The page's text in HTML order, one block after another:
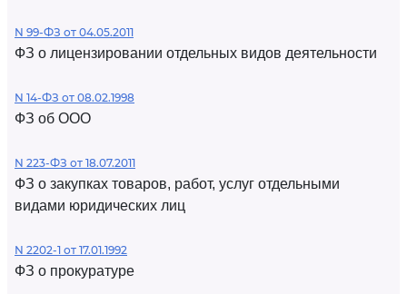
N 99-ФЗ от 04.05.2011
ФЗ о лицензировании отдельных видов деятельности
N 14-ФЗ от 08.02.1998
ФЗ об ООО
N 223-ФЗ от 18.07.2011
ФЗ о закупках товаров, работ, услуг отдельными
видами юридических лиц
N 2202-1 от 17.01.1992
ФЗ о прокуратуре